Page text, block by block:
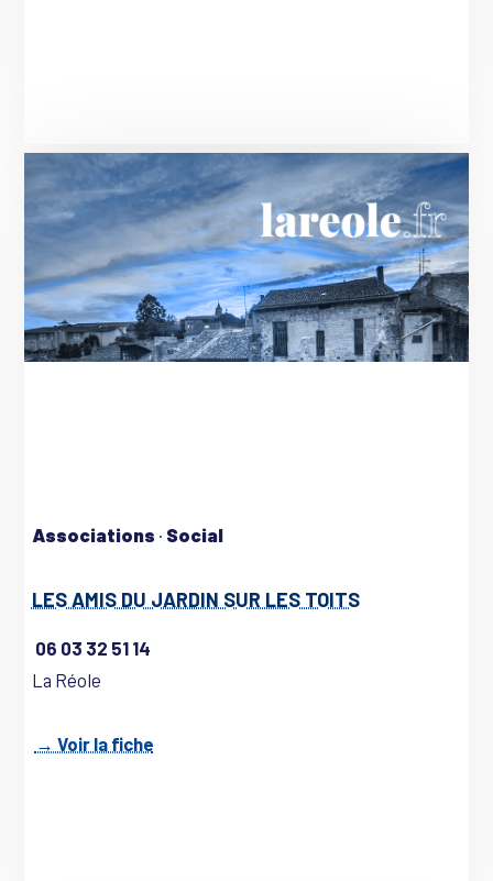
Associations · Social
LES AMIS DU JARDIN SUR LES TOITS
06 03 32 51 14
La Réole
→ Voir la fiche